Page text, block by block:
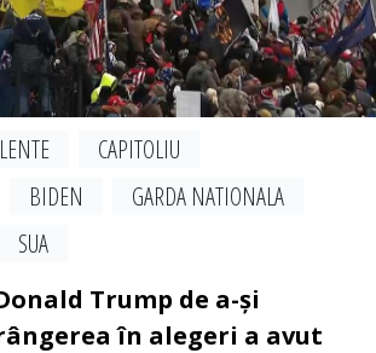
CAPITOLIU
BIDEN
GARDA NATIONALA
SUA
Trump de a-și
în alegeri a avut